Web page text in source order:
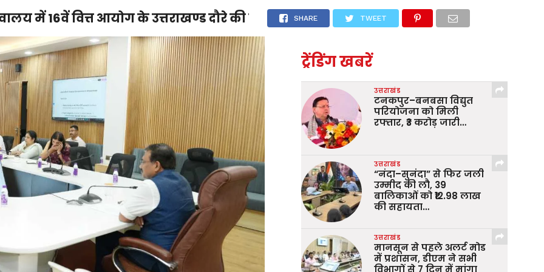
दुनिया उत्तराखंड धर्म-संस्कृति राजनीति संपर्क करें
मनोरंजन
में 16वें वित्त आयोग के उत्तराखण्ड दौरे की तैयारियों के सम्बन्ध में बैठक ली
SHARE TWEET
ट्रेंडिंग खबरें
उत्तराखंड
टनकपुर–बनबसा विद्युत
परियोजना को मिली
रफ्तार, ₹3 करोड़ जारी…
उत्तराखंड
“नंदा–सुनंदा” से फिर जली
उम्मीद की लौ, 39
बालिकाओं को ₹12.98 लाख
की सहायता…
उत्तराखंड
मानसून से पहले अलर्ट मोड
में प्रशासन, डीएम ने सभी
विभागों से 7 दिन में मांगा